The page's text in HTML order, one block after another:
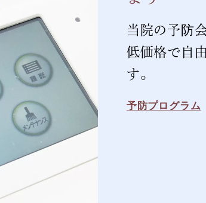
当院の予防
低価格で自
す。
予防プログラム